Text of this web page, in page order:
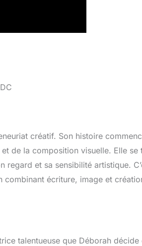
créatif. Son histoire
de la composition visuelle. Elle
et sa sensibilité artistique.
écriture, image et
talentueuse que Déborah